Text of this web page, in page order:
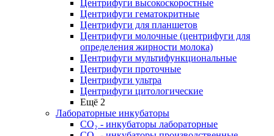
Центрифуги высокоскоростные
Центрифуги гематокритные
Центрифуги для планшетов
Центрифуги молочные (центрифуги для
определения жирности молока)
Центрифуги мультифункциональные
Центрифуги проточные
Центрифуги ультра
Центрифуги цитологические
Ещё 2
Лабораторные инкубаторы
СО₂ - инкубаторы лабораторные